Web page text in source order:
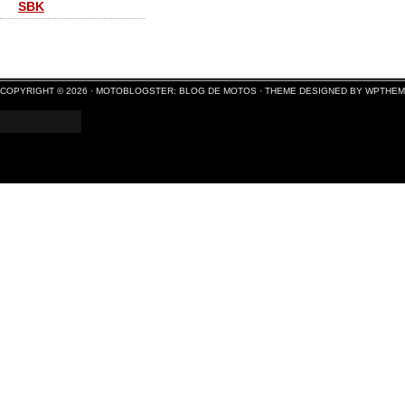
SBK
COPYRIGHT © 2026 · MOTOBLOGSTER: BLOG DE MOTOS · THEME DESIGNED BY